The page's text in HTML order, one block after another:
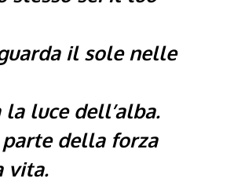
il sole nelle
la luce dell’alba.
parte della forza
vita.